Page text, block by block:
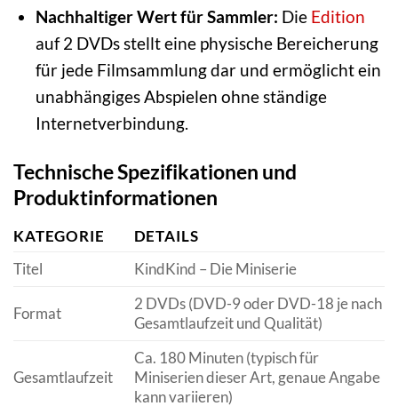
Nachhaltiger Wert für Sammler: Die Edition
auf 2 DVDs stellt eine physische Bereicherung
für jede Filmsammlung dar und ermöglicht ein
unabhängiges Abspielen ohne ständige
Internetverbindung.
Technische Spezifikationen und
Produktinformationen
KATEGORIE
DETAILS
Titel
KindKind – Die Miniserie
Format
2 DVDs (DVD-9 oder DVD-18 je nach
Gesamtlaufzeit und Qualität)
Gesamtlaufzeit
Ca. 180 Minuten (typisch für
Miniserien dieser Art, genaue Angabe
kann variieren)